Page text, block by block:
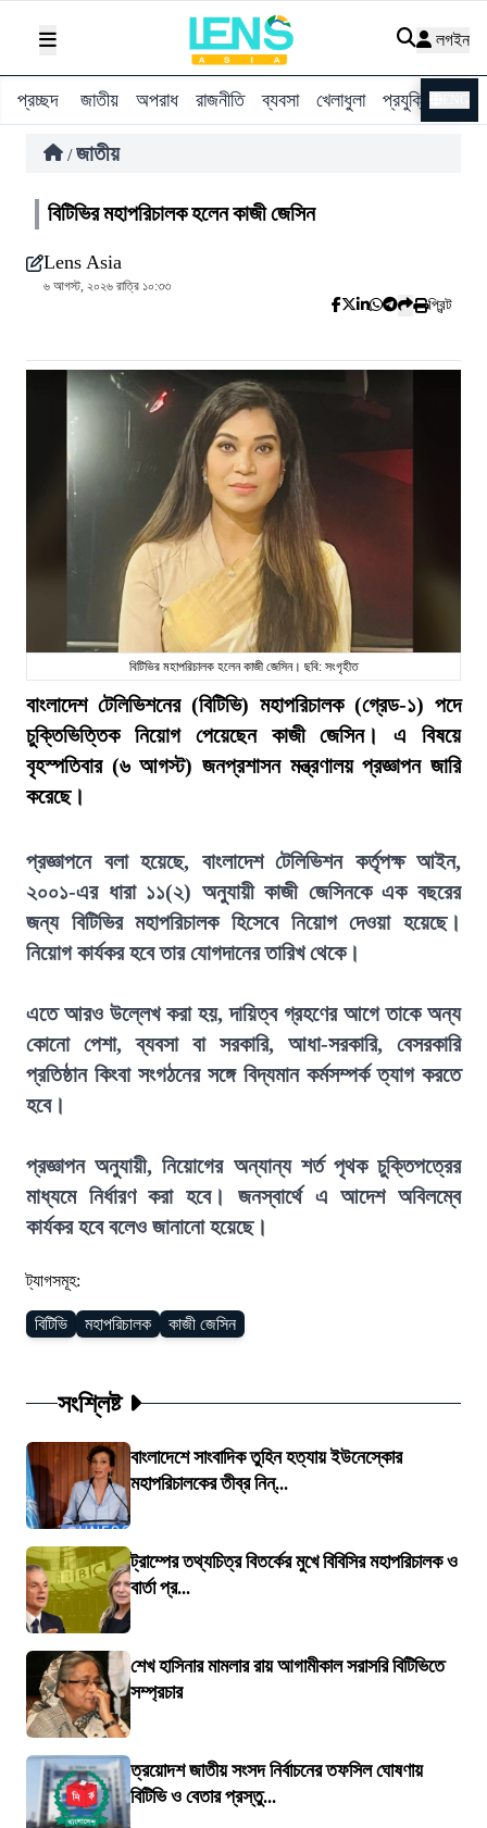
লগইন
প্রচ্ছদ জাতীয় অপরাধ রাজনীতি ব্যবসা খেলাধুলা প্রযুক্তি
/ জাতীয়
বিটিভির মহাপরিচালক হলেন কাজী জেসিন
Lens Asia
৬ আগস্ট, ২০২৬ রাত্রি ১০:৩৩
প্রিন্ট
বিটিভির মহাপরিচালক হলেন কাজী জেসিন। ছবি: সংগৃহীত
বাংলাদেশ টেলিভিশনের (বিটিভি) মহাপরিচালক (গ্রেড-১) পদে
চুক্তিভিত্তিক নিয়োগ পেয়েছেন কাজী জেসিন। এ বিষয়ে
বৃহস্পতিবার (৬ আগস্ট) জনপ্রশাসন মন্ত্রণালয় প্রজ্ঞাপন জারি
করেছে।
প্রজ্ঞাপনে বলা হয়েছে, বাংলাদেশ টেলিভিশন কর্তৃপক্ষ আইন,
২০০১-এর ধারা ১১(২) অনুযায়ী কাজী জেসিনকে এক বছরের
জন্য বিটিভির মহাপরিচালক হিসেবে নিয়োগ দেওয়া হয়েছে।
নিয়োগ কার্যকর হবে তার যোগদানের তারিখ থেকে।
এতে আরও উল্লেখ করা হয়, দায়িত্ব গ্রহণের আগে তাকে অন্য
কোনো পেশা, ব্যবসা বা সরকারি, আধা-সরকারি, বেসরকারি
প্রতিষ্ঠান কিংবা সংগঠনের সঙ্গে বিদ্যমান কর্মসম্পর্ক ত্যাগ করতে
হবে।
প্রজ্ঞাপন অনুযায়ী, নিয়োগের অন্যান্য শর্ত পৃথক চুক্তিপত্রের
মাধ্যমে নির্ধারণ করা হবে। জনস্বার্থে এ আদেশ অবিলম্বে
কার্যকর হবে বলেও জানানো হয়েছে।
ট্যাগসমূহ:
বিটিভি মহাপরিচালক কাজী জেসিন
সংশ্লিষ্ট
বাংলাদেশে সাংবাদিক তুহিন হত্যায় ইউনেস্কোর
মহাপরিচালকের তীব্র নিন্...
ট্রাম্পের তথ্যচিত্র বিতর্কের মুখে বিবিসির মহাপরিচালক ও
বার্তা প্র...
শেখ হাসিনার মামলার রায় আগামীকাল সরাসরি বিটিভিতে
সম্প্রচার
ত্রয়োদশ জাতীয় সংসদ নির্বাচনের তফসিল ঘোষণায়
বিটিভি ও বেতার প্রস্তু...